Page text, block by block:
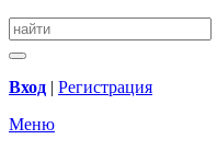
Вход | Регистрация
Меню